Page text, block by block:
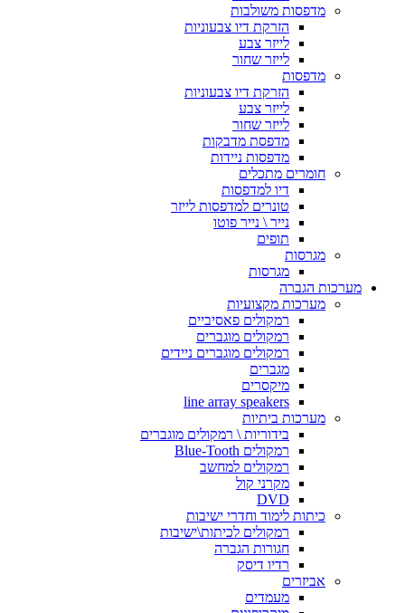
מדפסות משולבות
הזרקת דיו צבעוניות
לייזר צבע
לייזר שחור
מדפסות
הזרקת דיו צבעוניות
לייזר צבע
לייזר שחור
מדפסת מדבקות
מדפסות ניידות
חומרים מתכלים
דיו למדפסות
טונרים למדפסות לייזר
נייר \ נייר פוטו
תופים
מגרסות
מגרסות
מערכות הגברה
מערכות מקצועיות
רמקולים פאסיביים
רמקולים מוגברים
רמקולים מוגברים ניידים
מגברים
מיקסרים
line array speakers
מערכות ביתיות
בידוריות \ רמקולים מוגברים
רמקולים Blue-Tooth
רמקולים למחשב
מקרני קול
DVD
כיתות לימוד וחדרי ישיבות
רמקולים לכיתות\ישיבות
חגורות הגברה
רדיו דיסק
אביזרים
מעמדים